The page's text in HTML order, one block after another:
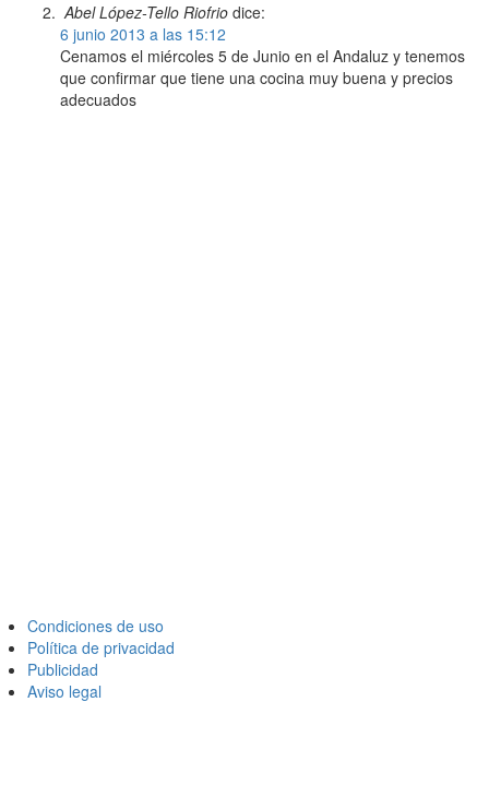
Abel López-Tello Riofrio dice:
6 junio 2013 a las 15:12
Cenamos el miércoles 5 de Junio en el Andaluz y tenemos
que confirmar que tiene una cocina muy buena y precios
adecuados
Condiciones de uso
Política de privacidad
Publicidad
Aviso legal